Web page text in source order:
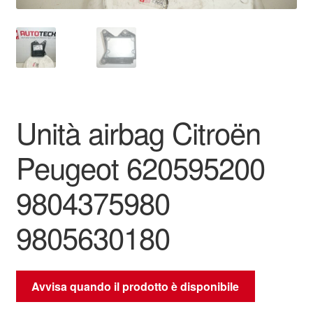
Rimostranza
Spedizione in tutto il mondo
Unità airbag Citroën
Peugeot 620595200
9804375980
9805630180
Avvisa quando il prodotto è disponibile